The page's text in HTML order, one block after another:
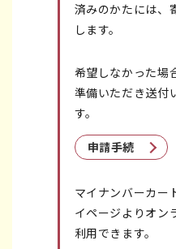
済みのかたには、
します。
希望しなかった場
準備いただき送付
す。
申請手続
マイナンバーカー
イページよりオン
利用できます。